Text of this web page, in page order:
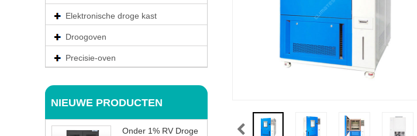
Elektronische droge kast
Droogoven
Precisie-oven
NIEUWE PRODUCTEN
Onder 1% RV Droge